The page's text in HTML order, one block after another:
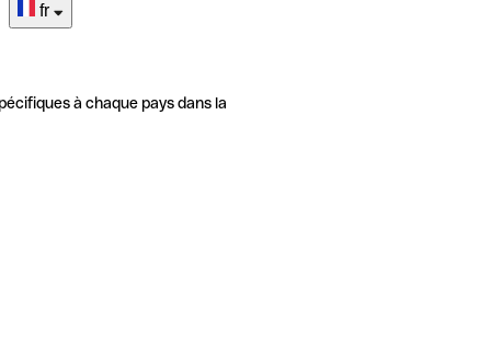
fr
à chaque pays dans la